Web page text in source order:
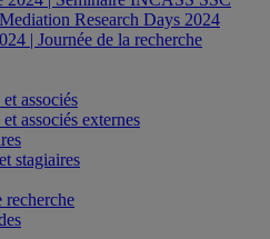
Research Days 2024
| Journée de la recherche
associés
associés externes
stagiaires
recherche